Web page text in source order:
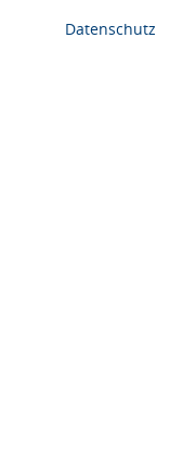
Datenschutz